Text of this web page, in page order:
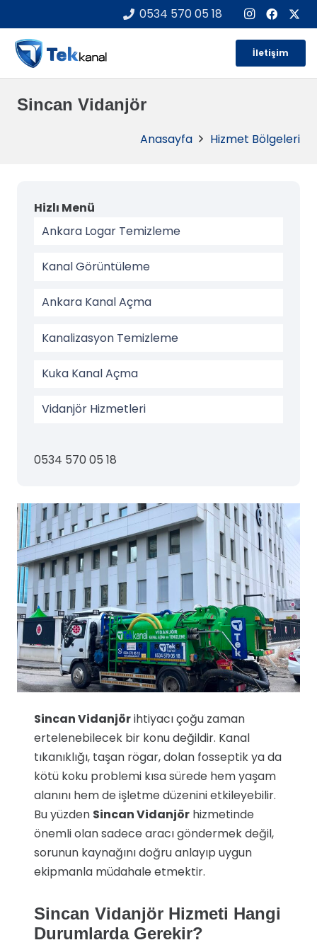
0534 570 05 18
İletişim
Sincan Vidanjör
Anasayfa Hizmet Bölgeleri
Hizlı Menü
Ankara Logar Temizleme
Kanal Görüntüleme
Ankara Kanal Açma
Kanalizasyon Temizleme
Kuka Kanal Açma
Vidanjör Hizmetleri
0534 570 05 18
Sincan Vidanjörihtiyacı çoğu zaman
ertelenebilecek bir konu değildir. Kanal
tıkanıklığı, taşan rögar, dolan fosseptik ya da
kötü koku problemi kısa sürede hem yaşam
alanını hem de işletme düzenini etkileyebilir.
Bu yüzden Sincan Vidanjör hizmetinde
önemli olan sadece aracı göndermek değil,
sorunun kaynağını doğru anlayıp uygun
ekipmanla müdahale etmektir.
Sincan Vidanjör Hizmeti Hangi
Durumlarda Gerekir?